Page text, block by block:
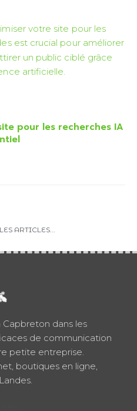
pour les recherches IA
ARTICLES...
dans les
de communication
petite entreprise.
boutiques en ligne,